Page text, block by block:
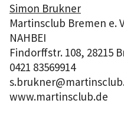
Simon Brukner
Martinsclub Bremen e.
NAHBEI
Findorffstr. 108, 28215
0421 83569914
www.martinsclub.de